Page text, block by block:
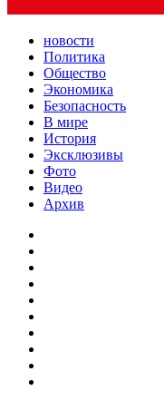
новости
Политика
Общество
Экономика
Безопасность
В мире
История
Эксклюзивы
Фото
Видео
Архив